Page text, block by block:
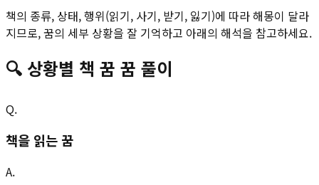
책의 종류, 상태, 행위(읽기, 사기, 받기, 잃기)에 따라 해몽이 달라
지므로, 꿈의 세부 상황을 잘 기억하고 아래의 해석을 참고하세요.
🔍 상황별 책 꿈 꿈 풀이
Q.
책을 읽는 꿈
A.